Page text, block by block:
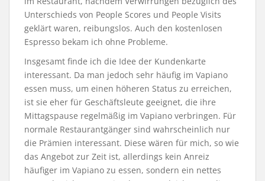
Unterschieds von People Scores und People Visits
geklärt waren, reibungslos. Auch den kostenlosen
Espresso bekam ich ohne Probleme.
Insgesamt finde ich die Idee der Kundenkarte
interessant. Da man jedoch sehr häufig im Vapiano
essen muss, um einen höheren Status zu erreichen,
ist sie eher für Geschäftsleute geeignet, die ihre
Mittagspause regelmäßig im Vapiano verbringen. Für
normale Restaurantgänger sind wahrscheinlich nur
die Prämien interessant. Diese wären für mich, so wie
das Angebot zur Zeit ist, allerdings kein Anreiz
häufiger im Vapiano zu essen, sondern ein nettes